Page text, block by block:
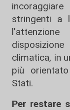
stringenti a
climatica, in
più
Stati.
Per restare